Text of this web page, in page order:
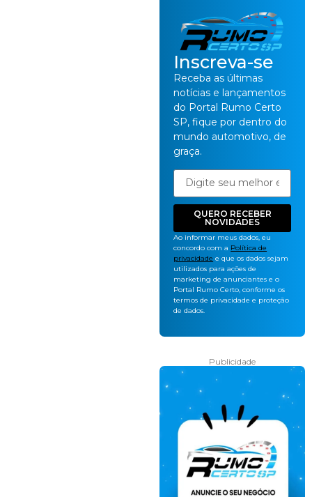
Inscreva-se
Receba as últimas
notícias e lançamentos
do Portal Rumo Certo
SP, fique por dentro do
mundo automotivo, de
graça.
QUERO RECEBER
NOVIDADES
Ao informar meus dados, eu
concordo com a Política de
privacidade e que os dados sejam
utilizados para ações de
marketing de anunciantes e o
Portal Rumo Certo, conforme os
termos de privacidade e proteção
de dados.
Publicidade